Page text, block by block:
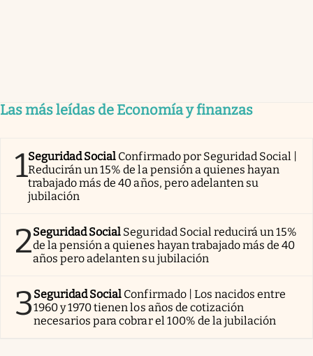
Las más leídas de Economía y finanzas
1Seguridad Social Confirmado por Seguridad Social |
Reducirán un 15% de la pensión a quienes hayan
trabajado más de 40 años, pero adelanten su
jubilación
2Seguridad Social Seguridad Social reducirá un 15%
de la pensión a quienes hayan trabajado más de 40
años pero adelanten su jubilación
3Seguridad Social Confirmado | Los nacidos entre
1960 y 1970 tienen los años de cotización
necesarios para cobrar el 100% de la jubilación